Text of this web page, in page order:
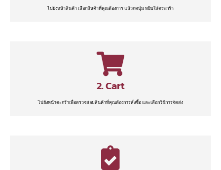
ไปยังหน้าสินค้า เลือกสินค้าที่คุณต้องการ แล้วกดปุ่ม หยิบใส่ตระกร้า
2. Cart
ไปยังหน้าตะกร้าเพื่อตรวจสอบสินค้าที่คุณต้องการสั่งซื้อ และเลือกวิธีการจัดส่ง